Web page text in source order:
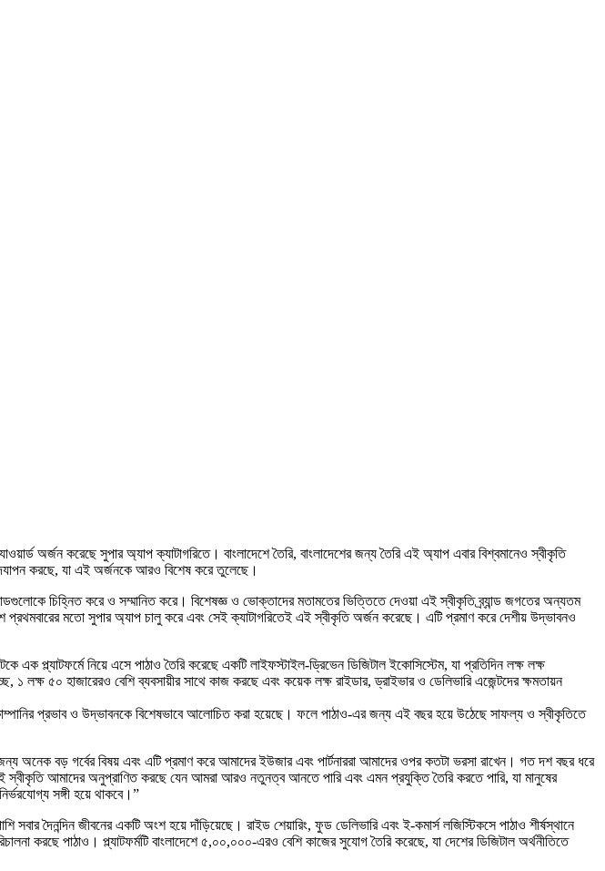
অর্জন করেছে সুপার অ্যাপ ক্যাটাগরিতে। বাংলাদেশে তৈরি, বাংলাদেশের জন্য তৈরি এই অ্যাপ এবার বিশ্বমানেও স্বীকৃতি
করছে, যা এই অর্জনকে আরও বিশেষ করে তুলেছে।
চিহ্নিত করে ও সম্মানিত করে। বিশেষজ্ঞ ও ভোক্তাদের মতামতের ভিত্তিতে দেওয়া এই স্বীকৃতি ব্র্যান্ড জগতের অন্যতম
প্রথমবারের মতো সুপার অ্যাপ চালু করে এবং সেই ক্যাটাগরিতেই এই স্বীকৃতি অর্জন করেছে। এটি প্রমাণ করে দেশীয় উদ্ভাবনও
এক প্ল্যাটফর্মে নিয়ে এসে পাঠাও তৈরি করেছে একটি লাইফস্টাইল-ড্রিভেন ডিজিটাল ইকোসিস্টেম, যা প্রতিদিন লক্ষ লক্ষ
১ লক্ষ ৫০ হাজারেরও বেশি ব্যবসায়ীর সাথে কাজ করছে এবং কয়েক লক্ষ রাইডার, ড্রাইভার ও ডেলিভারি এজেন্টদের ক্ষমতায়ন
প্রভাব ও উদ্ভাবনকে বিশেষভাবে আলোচিত করা হয়েছে। ফলে পাঠাও-এর জন্য এই বছর হয়ে উঠেছে সাফল্য ও স্বীকৃতিতে
অনেক বড় গর্বের বিষয় এবং এটি প্রমাণ করে আমাদের ইউজার এবং পার্টনাররা আমাদের ওপর কতটা ভরসা রাখেন। গত দশ বছর ধরে
স্বীকৃতি আমাদের অনুপ্রাণিত করছে যেন আমরা আরও নতুনত্ব আনতে পারি এবং এমন প্রযুক্তি তৈরি করতে পারি, যা মানুষের
সঙ্গী হয়ে থাকবে।”
দৈনন্দিন জীবনের একটি অংশ হয়ে দাঁড়িয়েছে। রাইড শেয়ারিং, ফুড ডেলিভারি এবং ই-কমার্স লজিস্টিকসে পাঠাও শীর্ষস্থানে
করছে পাঠাও। প্ল্যাটফর্মটি বাংলাদেশে ৫,০০,০০০-এরও বেশি কাজের সুযোগ তৈরি করেছে, যা দেশের ডিজিটাল অর্থনীতিতে